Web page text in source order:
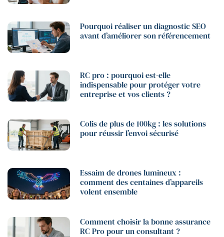
Pourquoi réaliser un diagnostic SEO
avant d’améliorer son référencement
RC pro : pourquoi est-elle
indispensable pour protéger votre
entreprise et vos clients ?
Colis de plus de 100kg : les solutions
pour réussir l’envoi sécurisé
Essaim de drones lumineux :
comment des centaines d’appareils
volent ensemble
Comment choisir la bonne assurance
RC Pro pour un consultant ?